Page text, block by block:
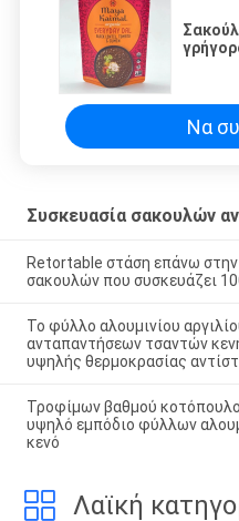
Να
Συσκευασία σακουλών
Retortable στάση επάνω
σακουλών που συσκευάζει
Το φύλλο αλουμινίου
ανταπαντήσεων τσαντών
υψηλής θερμοκρασίας
Τροφίμων βαθμού
υψηλό εμπόδιο φύλλων
κενό
Λαϊκή